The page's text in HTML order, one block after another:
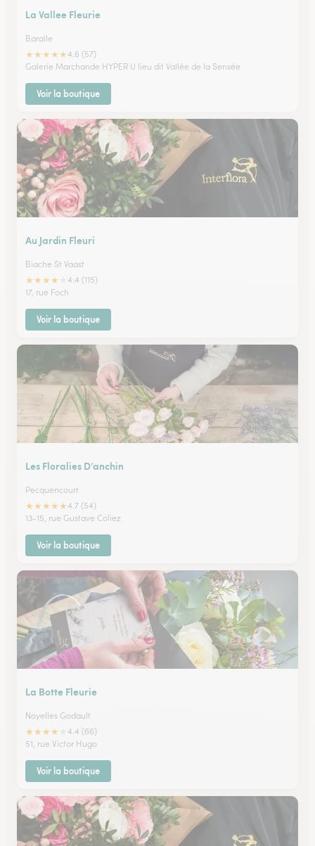
La Vallee Fleurie
Baralle
★★★★★4.6 (57)
Galerie Marchande HYPER U lieu dit Vallée de la Sensée
Voir la boutique
Au Jardin Fleuri
Biache St Vaast
★★★★
4.4 (115)
17, rue Foch
Voir la boutique
Les Floralies D’anchin
Pecquencourt
★★★★★4.7 (54)
13-15, rue Gustave Coliez
Voir la boutique
La Botte Fleurie
Noyelles Godault
★★★★
4.4 (66)
51, rue Victor Hugo
Voir la boutique